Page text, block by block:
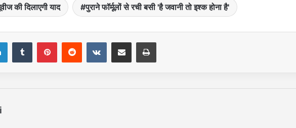
की दिलाएगी याद पुराने फॉर्मूलों से रची बसी 'है जवानी तो इश्क होना है'